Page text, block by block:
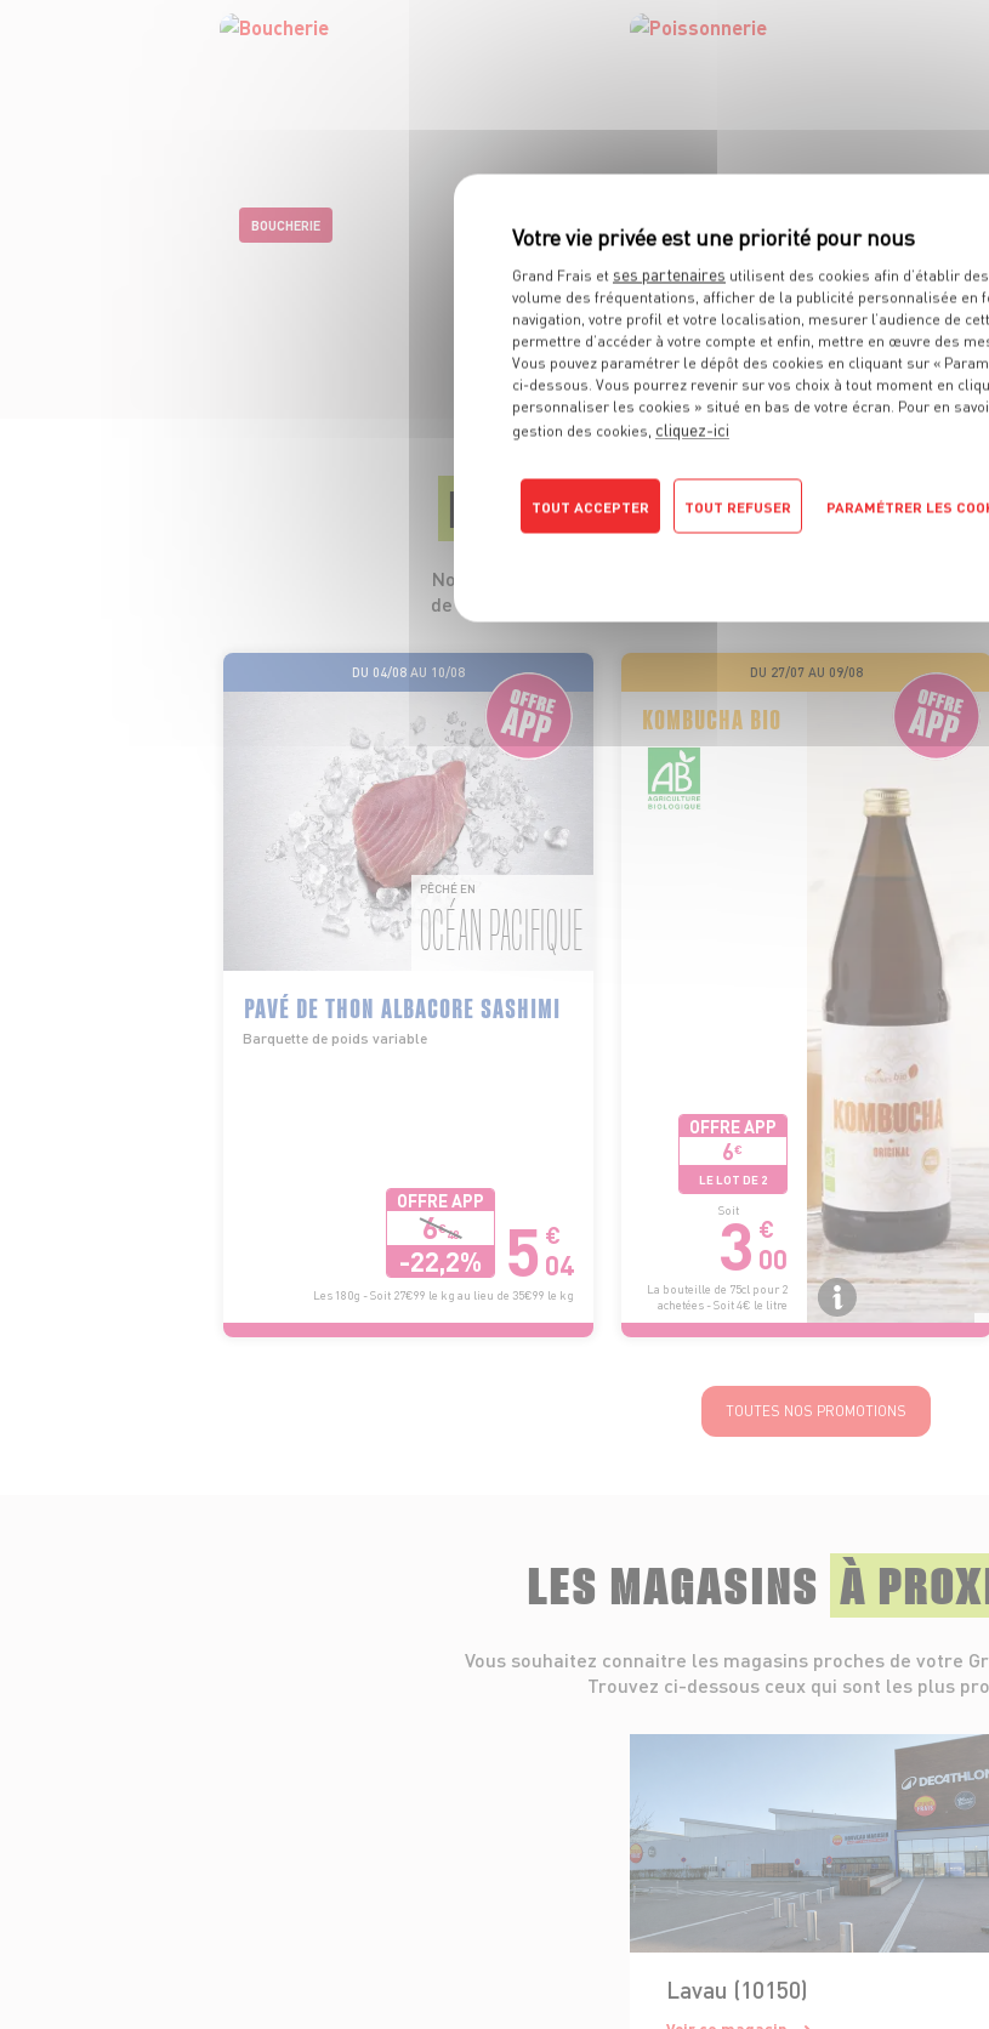
BOUCHERIE POISSONNERIE
LES PROMOTIONS DE
Nos 5 professionnels sont là pour vous conseiller et vous
de leurs promotions tous les jours. On vous promet qu’il y en
DU 04/08 AU 10/08
PÊCHÉ EN
OCÉAN PACIFIQUE
PAVÉ DE THON ALBACORE SASHIMI
Barquette de poids variable
OFFRE APP
6€48
-22,2% 5 €
04
Les 180g - Soit 27€99 le kg au lieu de 35€99 le kg
DU 27/07 AU 09/08
KOMBUCHA BIO
OFFRE APP
6€
LE LOT DE 2
Soit
3 €
00
La bouteille de 75cl pour 2
achetées - Soit 4€ le litre
TOUTES NOS PROMOTIONS
LES MAGASINS À
Vous souhaitez connaitre les magasins proches de votre
Trouvez ci-dessous ceux qui sont les plus
Lavau (10150)
Grand Frais et ses partenaires utilisent des cookies afin d’établir
volume des fréquentations, afficher de la publicité personnalisée en
navigation, votre profil et votre localisation, mesurer l’audience de
permettre d’accéder à votre compte et enfin, mettre en œuvre des
Vous pouvez paramétrer le dépôt des cookies en cliquant sur «
ci-dessous. Vous pourrez revenir sur vos choix à tout moment en
personnaliser les cookies » situé en bas de votre écran. Pour en
gestion des cookies, cliquez-ici
TOUT ACCEPTER TOUT REFUSER PARAMÉTRER LES